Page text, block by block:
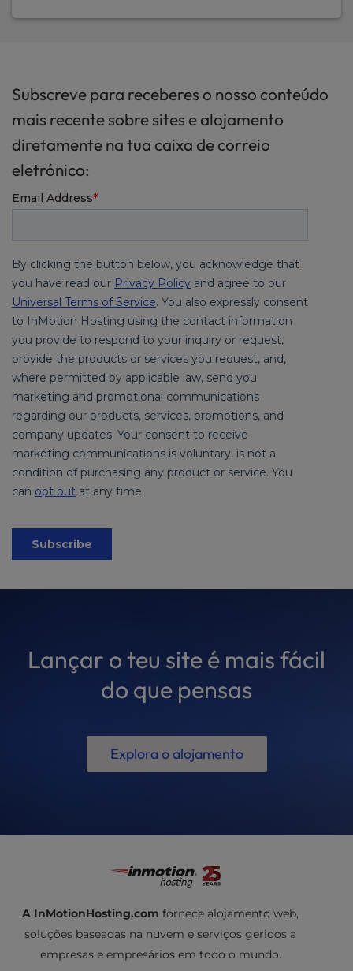
Subscreve para receberes o nosso conteúdo
mais recente sobre sites e alojamento
diretamente na tua caixa de correio
eletrónico:
Lançar o teu site é mais fácil
do que pensas
Explora o alojamento
A InMotionHosting.com fornece alojamento web,
soluções baseadas na nuvem e serviços geridos a
empresas e empresários em todo o mundo.